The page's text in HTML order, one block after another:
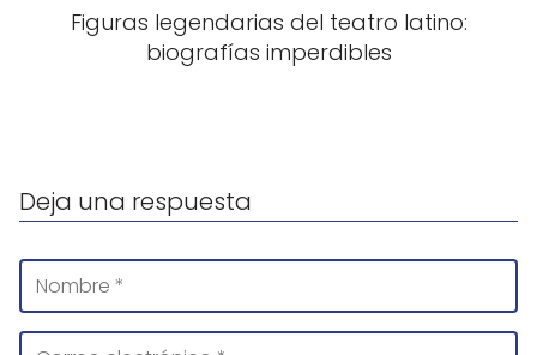
Figuras legendarias del teatro latino:
biografías imperdibles
Deja una respuesta